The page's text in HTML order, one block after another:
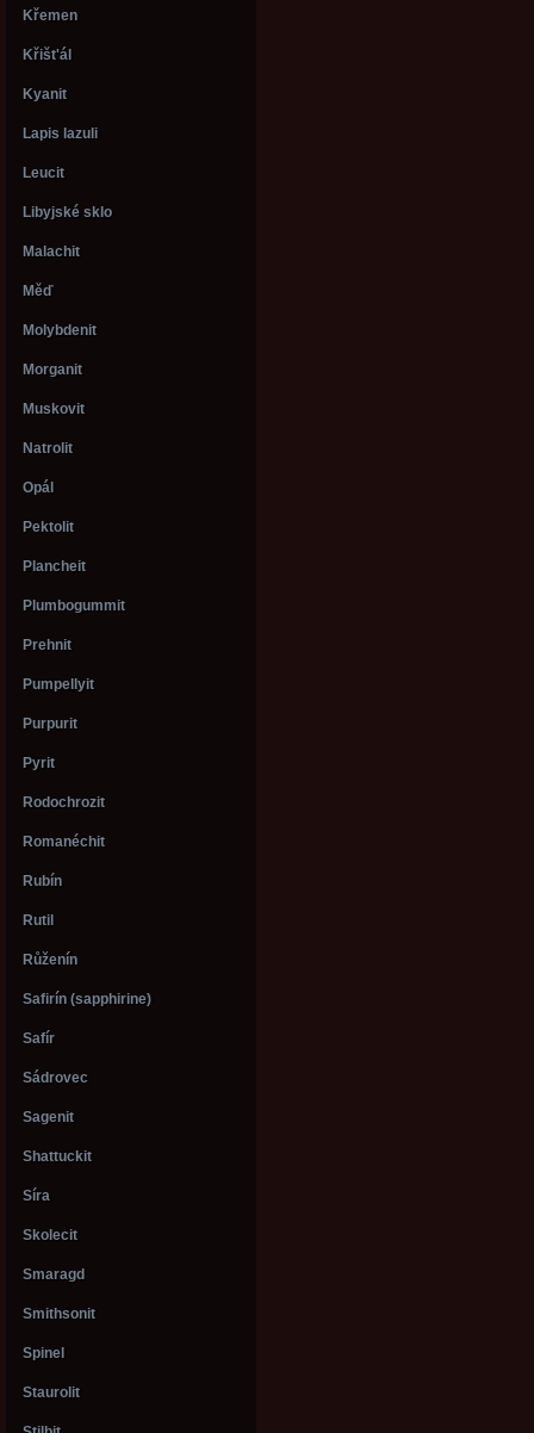
Křemen
Křišt'ál
Kyanit
Lapis lazuli
Leucit
Libyjské sklo
Malachit
Měď
Molybdenit
Morganit
Muskovit
Natrolit
Opál
Pektolit
Plancheit
Plumbogummit
Prehnit
Pumpellyit
Purpurit
Pyrit
Rodochrozit
Romanéchit
Rubín
Rutil
Růženín
Safirín (sapphirine)
Safír
Sádrovec
Sagenit
Shattuckit
Síra
Skolecit
Smaragd
Smithsonit
Spinel
Staurolit